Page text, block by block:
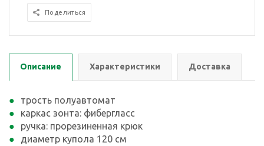
Поделиться
Описание Характеристики Доставка
трость полуавтомат
каркас зонта: фибергласс
ручка: прорезиненная крюк
диаметр купола 120 см